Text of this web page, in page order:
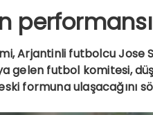
Arjantinli futbolcu Jose
gelen futbol komitesi,
formuna ulaşacağını